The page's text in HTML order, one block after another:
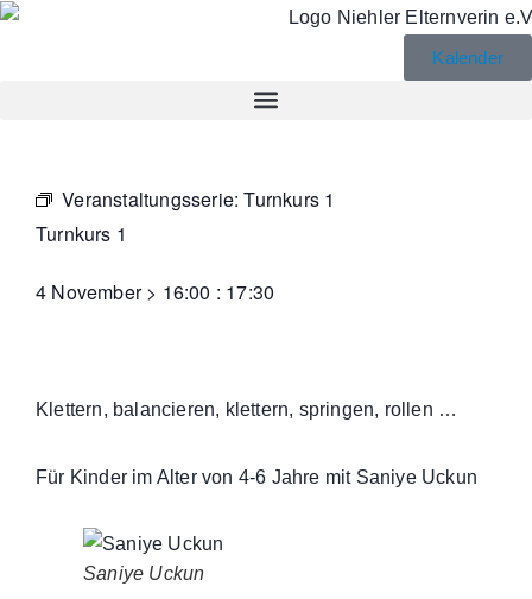
Kalender
Veranstaltungsserie:Turnkurs 1
Turnkurs 1
4 November > 16:00 : 17:30
Klettern, balancieren, klettern, springen, rollen …
Für Kinder im Alter von 4-6 Jahre mit Saniye Uckun
Saniye Uckun